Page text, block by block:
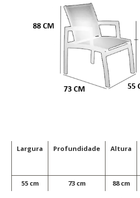
Largura Profundidade Altura
55 cm
73 cm 88 cm